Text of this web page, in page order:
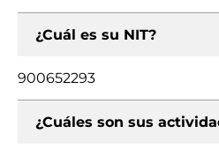
¿Cuál es su NIT?
900652293
¿Cuáles son sus